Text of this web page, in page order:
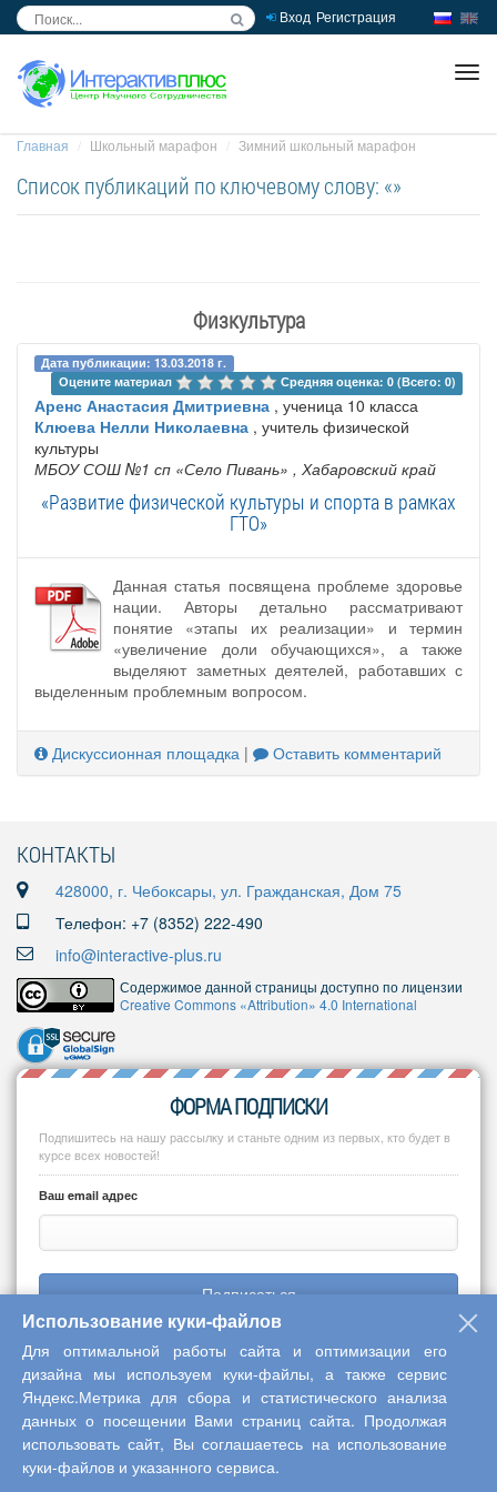
Вход Регистрация
Главная Школьный марафон Зимний школьный марафон
Список публикаций по ключевому слову: «»
Физкультура
Дата публикации: 13.03.2018 г.
Оцените материал
Средняя оценка: 0 (Всего: 0)
Аренс Анастасия Дмитриевна , ученица 10 класса
Клюева Нелли Николаевна , учитель физической
культуры
МБОУ СОШ №1 сп «Село Пивань» , Хабаровский край
«Развитие физической культуры и спорта в рамках
ГТО»
Данная статья посвящена проблеме здоровье
нации. Авторы детально рассматривают
понятие «этапы их реализации» и термин
«увеличение доли обучающихся», а также
выделяют заметных деятелей, работавших с
выделенным проблемным вопросом.
Дискуссионная площадка | Оставить комментарий
КОНТАКТЫ
428000, г. Чебоксары, ул. Гражданская, Дом 75
Телефон: +7 (8352) 222-490
info@interactive-plus.ru
Содержимое данной страницы доступно по лицензии
Creative Commons «Attribution» 4.0 International
ФОРМА ПОДПИСКИ
Подпишитесь на нашу рассылку и станьте одним из первых, кто будет в
курсе всех новостей!
Ваш email адрес
Подписаться
Copyright © 2013-2026 Центр научного сотрудничества «Интерактив
плюс»
Использование куки-файлов
Для оптимальной работы сайта и оптимизации его
дизайна мы используем куки-файлы, а также сервис
Яндекс.Метрика для сбора и статистического анализа
данных о посещении Вами страниц сайта. Продолжая
использовать сайт, Вы соглашаетесь на использование
куки-файлов и указанного сервиса.